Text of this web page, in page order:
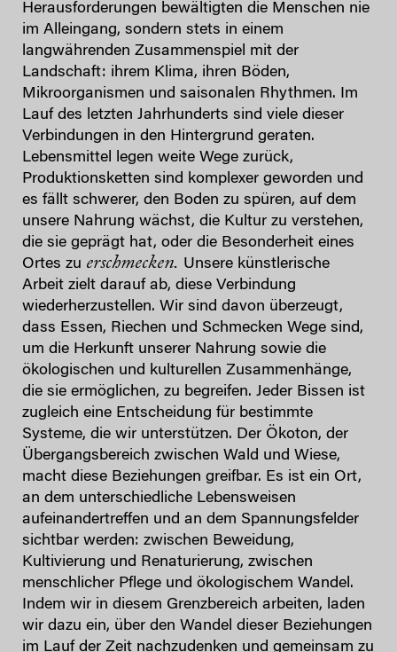
Herausforderungen bewältigten die Menschen nie
im Alleingang, sondern stets in einem
langwährenden Zusammenspiel mit der
Landschaft: ihrem Klima, ihren Böden,
Mikroorganismen und saisonalen Rhythmen. Im
Lauf des letzten Jahrhunderts sind viele dieser
Verbindungen in den Hintergrund geraten.
Lebensmittel legen weite Wege zurück,
Produktionsketten sind komplexer geworden und
es fällt schwerer, den Boden zu spüren, auf dem
unsere Nahrung wächst, die Kultur zu verstehen,
die sie geprägt hat, oder die Besonderheit eines
Ortes zu erschmecken. Unsere künstlerische
Arbeit zielt darauf ab, diese Verbindung
wiederherzustellen. Wir sind davon überzeugt,
dass Essen, Riechen und Schmecken Wege sind,
um die Herkunft unserer Nahrung sowie die
ökologischen und kulturellen Zusammenhänge,
die sie ermöglichen, zu begreifen. Jeder Bissen ist
zugleich eine Entscheidung für bestimmte
Systeme, die wir unterstützen. Der Ökoton, der
Übergangsbereich zwischen Wald und Wiese,
macht diese Beziehungen greifbar. Es ist ein Ort,
an dem unterschiedliche Lebensweisen
aufeinandertreffen und an dem Spannungsfelder
sichtbar werden: zwischen Beweidung,
Kultivierung und Renaturierung, zwischen
menschlicher Pflege und ökologischem Wandel.
Indem wir in diesem Grenzbereich arbeiten, laden
wir dazu ein, über den Wandel dieser Beziehungen
im Lauf der Zeit nachzudenken und gemeinsam zu